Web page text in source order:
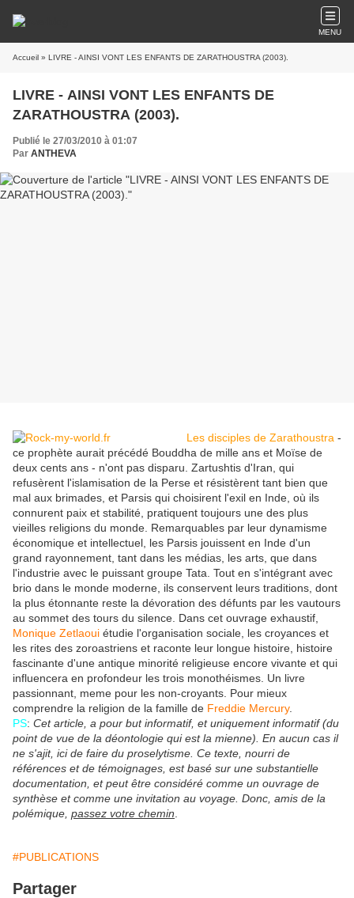
MENU
Accueil » LIVRE - AINSI VONT LES ENFANTS DE ZARATHOUSTRA (2003).
LIVRE - AINSI VONT LES ENFANTS DE
ZARATHOUSTRA (2003).
Publié le 27/03/2010 à 01:07
Par ANTHEVA
Les disciples de Zarathoustra -
ce prophète aurait précédé Bouddha de mille ans et Moïse de
deux cents ans - n'ont pas disparu. Zartushtis d'Iran, qui
refusèrent l'islamisation de la Perse et résistèrent tant bien que
mal aux brimades, et Parsis qui choisirent l'exil en Inde, où ils
connurent paix et stabilité, pratiquent toujours une des plus
vieilles religions du monde. Remarquables par leur dynamisme
économique et intellectuel, les Parsis jouissent en Inde d'un
grand rayonnement, tant dans les médias, les arts, que dans
l'industrie avec le puissant groupe Tata. Tout en s'intégrant avec
brio dans le monde moderne, ils conservent leurs traditions, dont
la plus étonnante reste la dévoration des défunts par les vautours
au sommet des tours du silence. Dans cet ouvrage exhaustif,
Monique Zetlaoui étudie l'organisation sociale, les croyances et
les rites des zoroastriens et raconte leur longue histoire, histoire
fascinante d'une antique minorité religieuse encore vivante et qui
influencera en profondeur les trois monothéismes. Un livre
passionnant, meme pour les non-croyants. Pour mieux
comprendre la religion de la famille de Freddie Mercury.
PS: Cet article, a pour but informatif, et uniquement informatif (du
point de vue de la déontologie qui est la mienne). En aucun cas il
ne s'ajit, ici de faire du proselytisme. Ce texte, nourri de
références et de témoignages, est basé sur une substantielle
documentation, et peut être considéré comme un ouvrage de
synthèse et comme une invitation au voyage. Donc, amis de la
polémique, passez votre chemin
#PUBLICATIONS
Partager